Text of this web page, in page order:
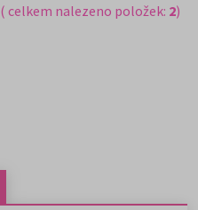
( celkem nalezeno položek: 2)